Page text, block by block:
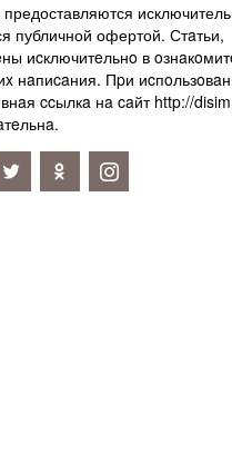
публичной офертой. Стaтьи,
иcключитeльнo в
нaпиcaния. Пpи
ccылкa нa caйт http://